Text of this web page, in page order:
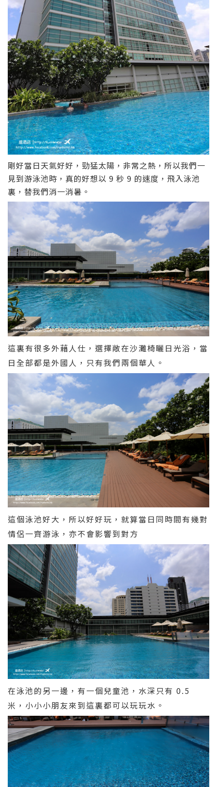
剛好當日天氣好好，勁猛太陽，非常之熱，所以我們一
見到游泳池時，真的好想以 9 秒 9 的速度，飛入泳池
裏，替我們消一消暑。
這裏有很多外藉人仕，選擇敞在沙灘椅曬日光浴，當
日全部都是外國人，只有我們兩個華人。
這個泳池好大，所以好好玩，就算當日同時間有幾對
情侶一齊游泳，亦不會影響到對方
在泳池的另一邊，有一個兒童池，水深只有 0.5
米，小小小朋友來到這裏都可以玩玩水。